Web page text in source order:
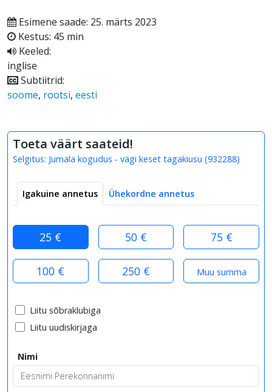
Esimene saade: 25. märts 2023
Kestus: 45 min
Keeled:
inglise
Subtiitrid:
soome, rootsi, eesti
Toeta väärt saateid!
Selgitus: Jumala kogudus - vägi keset tagakiusu (932288)
Igakuine annetus Ühekordne annetus
25 € 50 € 75 €
100 € 250 €
Liitu sõbraklubiga
Liitu uudiskirjaga
Nimi